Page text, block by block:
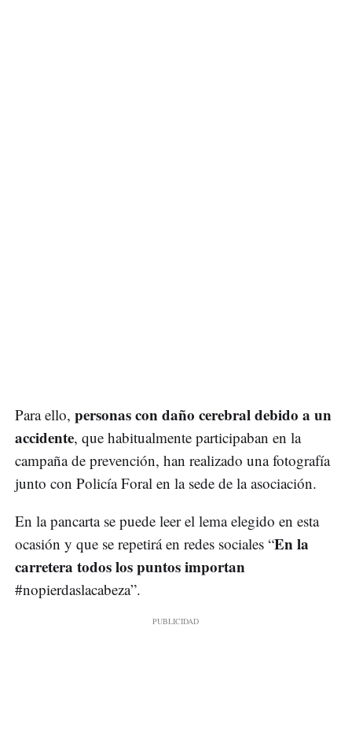
Para ello, personas con daño cerebral debido a un
accidente, que habitualmente participaban en la
campaña de prevención, han realizado una fotografía
junto con Policía Foral en la sede de la asociación.
En la pancarta se puede leer el lema elegido en esta
ocasión y que se repetirá en redes sociales “En la
carretera todos los puntos importan
#nopierdaslacabeza”.